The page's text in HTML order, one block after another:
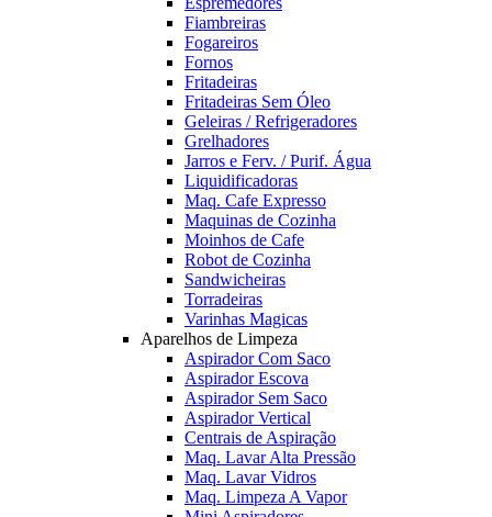
Fiambreiras
Fogareiros
Fornos
Fritadeiras
Fritadeiras Sem Óleo
Geleiras / Refrigeradores
Grelhadores
Jarros e Ferv. / Purif. Água
Liquidificadoras
Maq. Cafe Expresso
Maquinas de Cozinha
Moinhos de Cafe
Robot de Cozinha
Sandwicheiras
Torradeiras
Varinhas Magicas
Aparelhos de Limpeza
Aspirador Com Saco
Aspirador Escova
Aspirador Sem Saco
Aspirador Vertical
Centrais de Aspiração
Maq. Lavar Alta Pressão
Maq. Lavar Vidros
Maq. Limpeza A Vapor